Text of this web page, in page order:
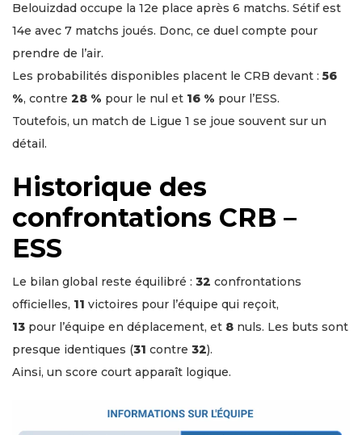
Belouizdad occupe la 12e place après 6 matchs. Sétif est
14e avec 7 matchs joués. Donc, ce duel compte pour
prendre de l’air.
Les probabilités disponibles placent le CRB devant : 56
%, contre 28 % pour le nul et 16 % pour l’ESS.
Toutefois, un match de Ligue 1 se joue souvent sur un
détail.
Historique des
confrontations CRB –
ESS
Le bilan global reste équilibré : 32 confrontations
officielles, 11 victoires pour l’équipe qui reçoit,
13 pour l’équipe en déplacement, et 8 nuls. Les buts sont
presque identiques (31 contre 32).
Ainsi, un score court apparaît logique.